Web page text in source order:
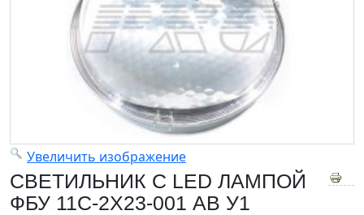
Увеличить изображение
СВЕТИЛЬНИК C LED ЛАМПОЙ
ФБУ 11С-2Х23-001 АВ У1